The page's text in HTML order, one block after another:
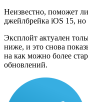
Неизвестно, поможет
джейлбрейка iOS 15, но
Эксплойт актуален
ниже, и это снова
на как можно более
обновлений.